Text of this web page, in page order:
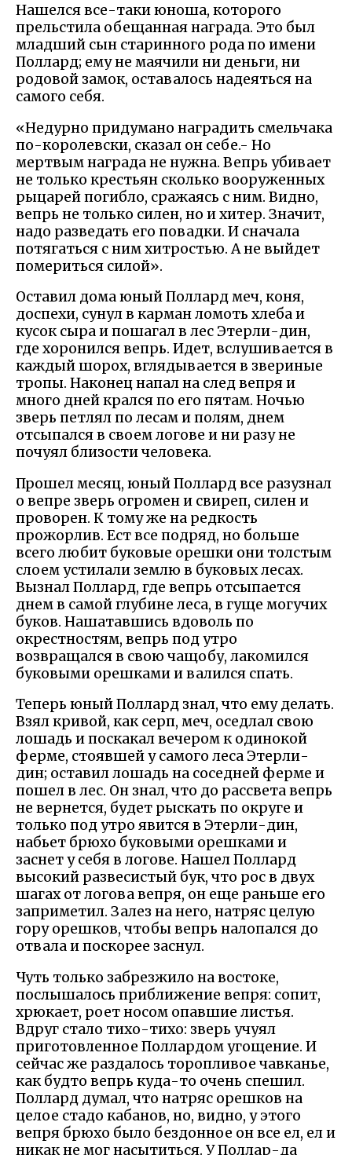
Нашелся все-таки юноша, которого
прельстила обещанная награда. Это был
младший сын старинного рода по имени
Поллард; ему не маячили ни деньги, ни
родовой замок, оставалось надеяться на
самого себя.
«Недурно придумано наградить смельчака
по-королевски, сказал он себе.- Но
мертвым награда не нужна. Вепрь убивает
не только крестьян сколько вооруженных
рыцарей погибло, сражаясь с ним. Видно,
вепрь не только силен, но и хитер. Значит,
надо разведать его повадки. И сначала
потягаться с ним хитростью. А не выйдет
помериться силой».
Оставил дома юный Поллард меч, коня,
доспехи, сунул в карман ломоть хлеба и
кусок сыра и пошагал в лес Этерли-дин,
где хоронился вепрь. Идет, вслушивается в
каждый шорох, вглядывается в звериные
тропы. Наконец напал на след вепря и
много дней крался по его пятам. Ночью
зверь петлял по лесам и полям, днем
отсыпался в своем логове и ни разу не
почуял близости человека.
Прошел месяц, юный Поллард все разузнал
о вепре зверь огромен и свиреп, силен и
проворен. К тому же на редкость
прожорлив. Ест все подряд, но больше
всего любит буковые орешки они толстым
слоем устилали землю в буковых лесах.
Вызнал Поллард, где вепрь отсыпается
днем в самой глубине леса, в гуще могучих
буков. Нашатавшись вдоволь по
окрестностям, вепрь под утро
возвращался в свою чащобу, лакомился
буковыми орешками и валился спать.
Теперь юный Поллард знал, что ему делать.
Взял кривой, как серп, меч, оседлал свою
лошадь и поскакал вечером к одинокой
ферме, стоявшей у самого леса Этерли-
дин; оставил лошадь на соседней ферме и
пошел в лес. Он знал, что до рассвета вепрь
не вернется, будет рыскать по округе и
только под утро явится в Этерли-дин,
набьет брюхо буковыми орешками и
заснет у себя в логове. Нашел Поллард
высокий развесистый бук, что рос в двух
шагах от логова вепря, он еще раньше его
заприметил. Залез на него, натряс целую
гору орешков, чтобы вепрь налопался до
отвала и поскорее заснул.
Чуть только забрезжило на востоке,
послышалось приближение вепря: сопит,
хрюкает, роет носом опавшие листья.
Вдруг стало тихо-тихо: зверь учуял
приготовленное Поллардом угощение. И
сейчас же раздалось торопливое чавканье,
как будто вепрь куда-то очень спешил.
Поллард думал, что натряс орешков на
целое стадо кабанов, но, видно, у этого
вепря брюхо было бездонное он все ел, ел и
никак не мог насытиться. У Поллар-да